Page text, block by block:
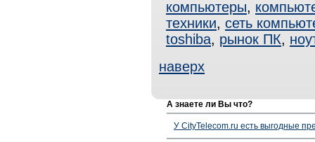
компьютеры,
техники, сеть
toshiba, рынок ПК,
наверх
А знаете ли Вы что?
У CityTelecom.ru есть выгодные